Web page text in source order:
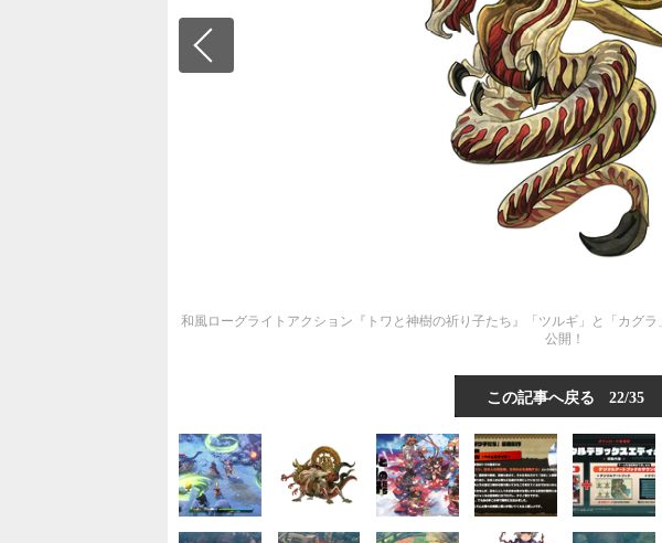
和風ローグライトアクション『トワと神樹の祈り子たち』「ツルギ」と「カグ
公開！
この記事へ戻る 22/35